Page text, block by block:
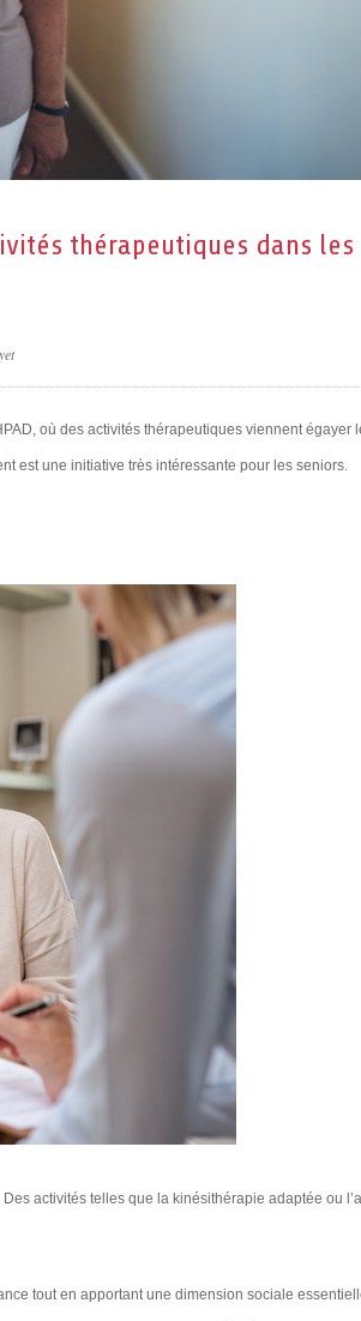
thérapeutiques dans les
où des activités thérapeutiques viennent égayer
est une initiative très intéressante pour les seniors.
Des activités telles que la kinésithérapie adaptée ou
tout en apportant une dimension sociale